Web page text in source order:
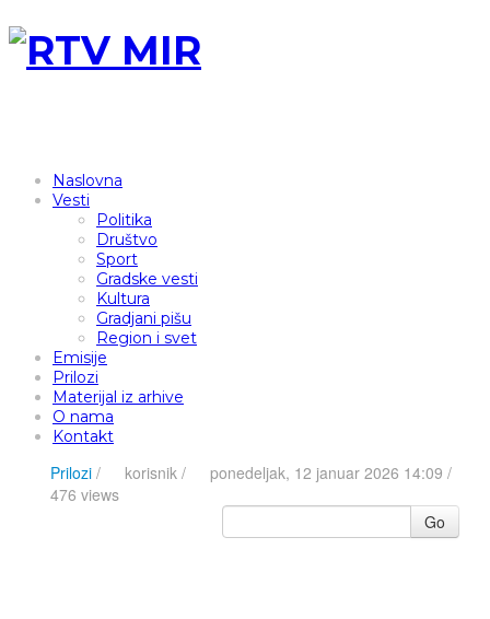
Naslovna
Vesti
Politika
Društvo
Sport
Gradske vesti
Kultura
Gradjani pišu
Region i svet
Emisije
Prilozi
Materijal iz arhive
O nama
Kontakt
Prilozi / korisnik /
ponedeljak, 12 januar 2026 14:09 /
476 views
Go